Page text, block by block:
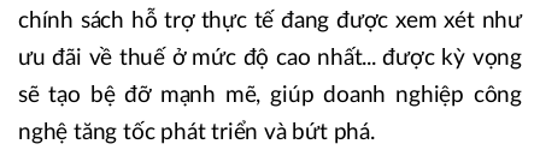
chính sách hỗ trợ thực tế đang được xem xét như
ưu đãi về thuế ở mức độ cao nhất... được kỳ vọng
sẽ tạo bệ đỡ mạnh mẽ, giúp doanh nghiệp công
nghệ tăng tốc phát triển và bứt phá.